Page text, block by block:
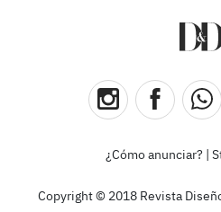
¿Cómo anunciar?
Copyright © 2018 Revista